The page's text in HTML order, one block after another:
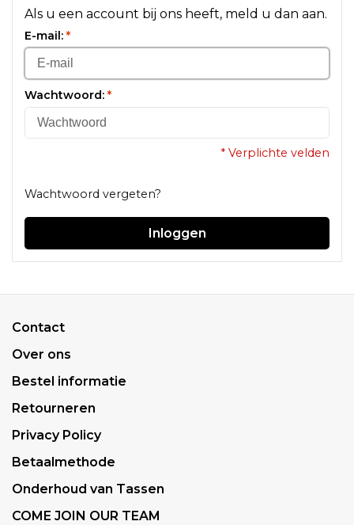
Als u een account bij ons heeft, meld u dan aan.
E-mail: *
Wachtwoord: *
* Verplichte velden
Wachtwoord vergeten?
Inloggen
Contact
Over ons
Bestel informatie
Retourneren
Privacy Policy
Betaalmethode
Onderhoud van Tassen
COME JOIN OUR TEAM